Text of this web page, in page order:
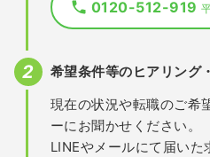
0120-512-919
希望条件等のヒアリング
現在の状況や転職のご希
ーにお聞かせください。
LINEやメールにて届い